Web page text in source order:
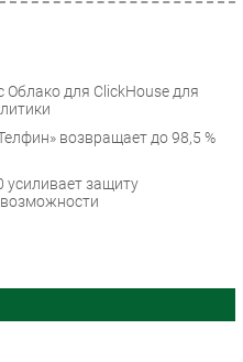
Облако для ClickHouse для
возвращает до 98,5 %
усиливает защиту